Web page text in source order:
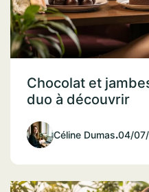
Chocolat et
duo à découvrir
Céline Dumas.04/